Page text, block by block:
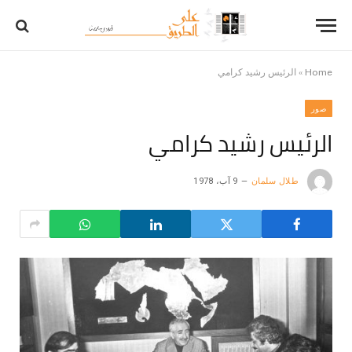
Home
» الرئيس رشيد كرامي
صور
الرئيس رشيد كرامي
طلال سلمان 9 آب، 1978